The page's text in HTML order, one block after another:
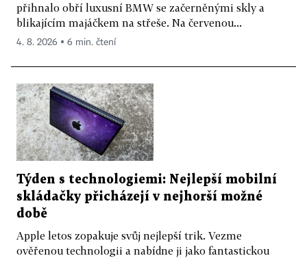
přihnalo obří luxusní BMW se začerněnými skly a
blikajícím majáčkem na střeše. Na červenou...
4. 8. 2026 ▪ 6 min. čtení
Týden s technologiemi: Nejlepší mobilní
skládačky přicházejí v nejhorší možné
době
Apple letos zopakuje svůj nejlepší trik. Vezme
ověřenou technologii a nabídne ji jako fantastickou